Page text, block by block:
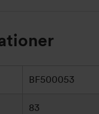
BF500053
83